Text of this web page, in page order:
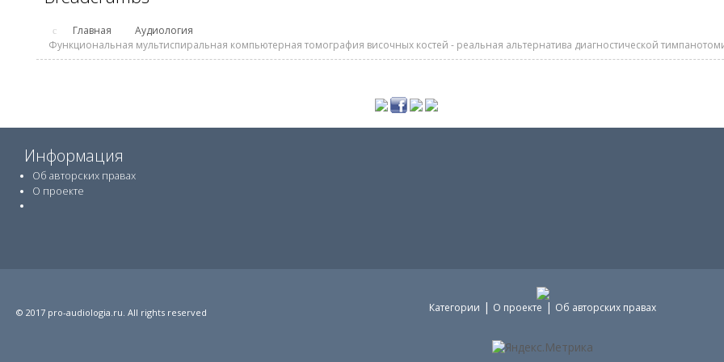
Главная
Аудиология
Функциональная мультиспиральная компьютерная томография височных костей - реальная альтернатива диагностической
Информация
Об авторских правах
О проекте
© 2017 pro-audiologia.ru. All rights reserved Категории | О проекте | Об авторских правах